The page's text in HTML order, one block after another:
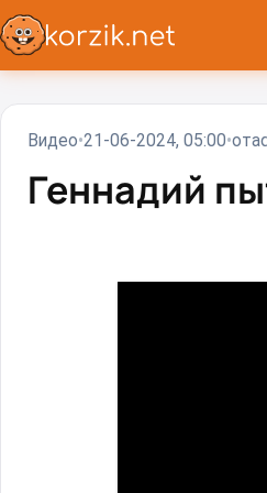
Видео 21-06-2024, 05:00 от
Геннадий